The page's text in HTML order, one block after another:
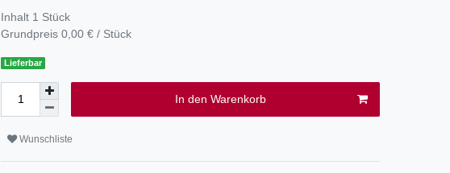
Inhalt 1 Stück
Grundpreis 0,00 € / Stück
Lieferbar
In den Warenkorb
Wunschliste